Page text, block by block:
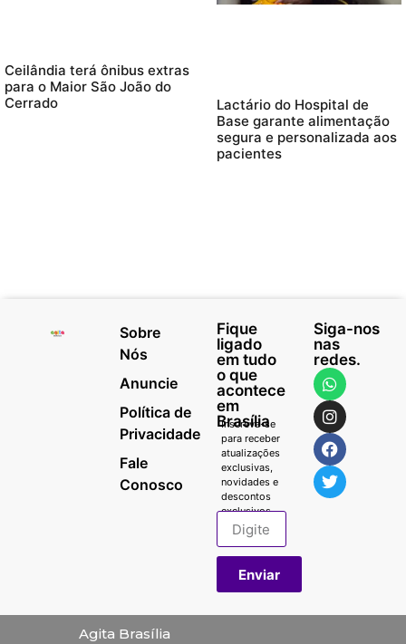
Ceilândia terá ônibus extras
para o Maior São João do
Cerrado
Lactário do Hospital de
Base garante alimentação
segura e personalizada aos
pacientes
Sobre
Nós
Anuncie
Política de
Privacidade
Fale
Conosco
Fique
ligado
em tudo
o que
acontece
em
Brasília
Inscreva-se
para receber
atualizações
exclusivas,
novidades e
descontos
exclusivos.
Enviar
Siga-nos
nas
redes.
Agita Brasília